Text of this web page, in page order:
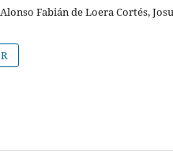
Fabián de Loera Cortés,